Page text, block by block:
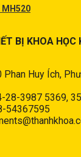
MH520
BỊ KHOA
Huy Ích,
28-3987 5369,
54367595